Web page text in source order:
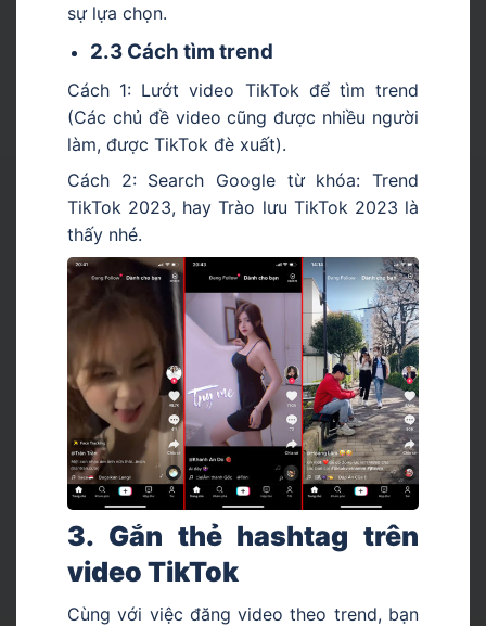
sự lựa chọn.
2.3 Cách tìm trend
Cách 1: Lướt video TikTok để tìm trend
(Các chủ đề video cũng được nhiều người
làm, được TikTok đè xuất).
Cách 2: Search Google từ khóa: Trend
TikTok 2023, hay Trào lưu TikTok 2023 là
thấy nhé.
3. Gắn thẻ hashtag trên
video TikTok
Cùng với việc đăng video theo trend, bạn